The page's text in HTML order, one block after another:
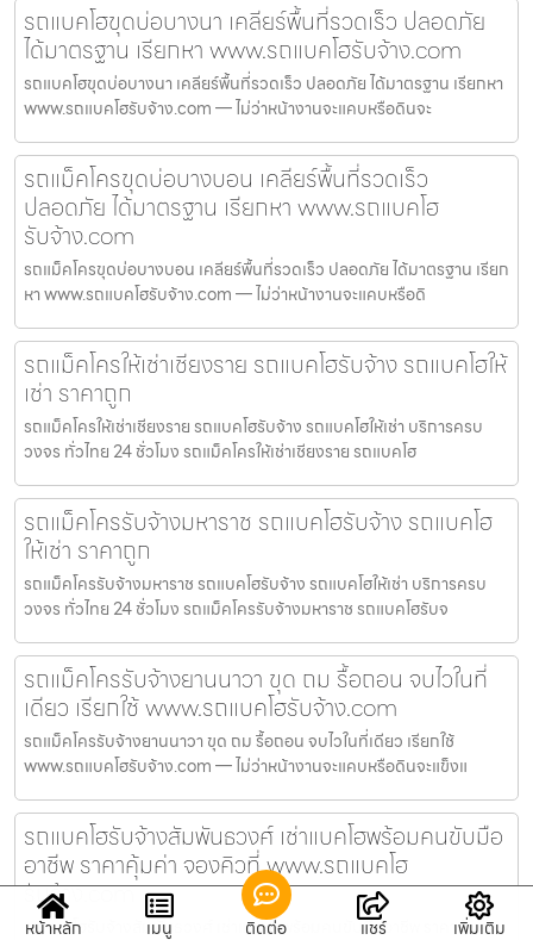
รถแบคโฮขุดบ่อบางนา เคลียร์พื้นที่รวดเร็ว ปลอดภัย
ได้มาตรฐาน เรียกหา www.รถแบคโฮรับจ้าง.com
รถแบคโฮขุดบ่อบางนา เคลียร์พื้นที่รวดเร็ว ปลอดภัย ได้มาตรฐาน เรียกหา
www.รถแบคโฮรับจ้าง.com — ไม่ว่าหน้างานจะแคบหรือดินจะ
รถแม็คโครขุดบ่อบางบอน เคลียร์พื้นที่รวดเร็ว
ปลอดภัย ได้มาตรฐาน เรียกหา www.รถแบคโฮ
รับจ้าง.com
รถแม็คโครขุดบ่อบางบอน เคลียร์พื้นที่รวดเร็ว ปลอดภัย ได้มาตรฐาน เรียก
หา www.รถแบคโฮรับจ้าง.com — ไม่ว่าหน้างานจะแคบหรือดิ
รถแม็คโครให้เช่าเชียงราย รถแบคโฮรับจ้าง รถแบคโฮให้
เช่า ราคาถูก
รถแม็คโครให้เช่าเชียงราย รถแบคโฮรับจ้าง รถแบคโฮให้เช่า บริการครบ
วงจร ทั่วไทย 24 ชั่วโมง รถแม็คโครให้เช่าเชียงราย รถแบคโฮ
รถแม็คโครรับจ้างมหาราช รถแบคโฮรับจ้าง รถแบคโฮ
ให้เช่า ราคาถูก
รถแม็คโครรับจ้างมหาราช รถแบคโฮรับจ้าง รถแบคโฮให้เช่า บริการครบ
วงจร ทั่วไทย 24 ชั่วโมง รถแม็คโครรับจ้างมหาราช รถแบคโฮรับจ
รถแม็คโครรับจ้างยานนาวา ขุด ถม รื้อถอน จบไวในที่
เดียว เรียกใช้ www.รถแบคโฮรับจ้าง.com
รถแม็คโครรับจ้างยานนาวา ขุด ถม รื้อถอน จบไวในที่เดียว เรียกใช้
www.รถแบคโฮรับจ้าง.com — ไม่ว่าหน้างานจะแคบหรือดินจะแข็งแ
รถแบคโฮรับจ้างสัมพันธวงศ์ เช่าแบคโฮพร้อมคนขับมือ
อาชีพ ราคาคุ้มค่า จองคิวที่ www.รถแบคโฮ
รับจ้าง.com
รถแบคโฮรับจ้างสัมพันธวงศ์ เช่าแบคโฮพร้อมคนขับมืออาชีพ ราคาคุ้มค่า
หน้าหลัก เมนู ติดต่อ แชร์ เพิ่มเติม